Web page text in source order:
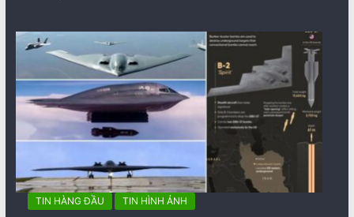
TIN HÀNG ĐẦU TIN HÌNH ẢNH